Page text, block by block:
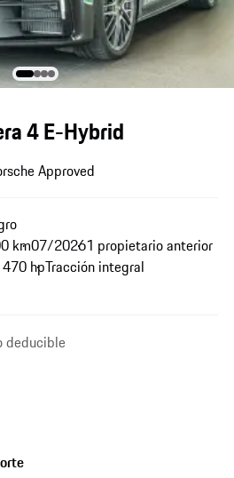
4 E-Hybrid
Approved
km07/20261 propietario anterior
hpTracción integral
deducible